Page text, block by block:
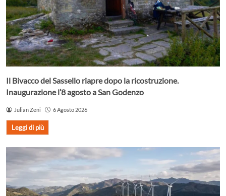
Il Bivacco del Sassello riapre dopo la ricostruzione.
Inaugurazione l’8 agosto a San Godenzo
Julian Zeni 6 Agosto 2026
Leggi di più